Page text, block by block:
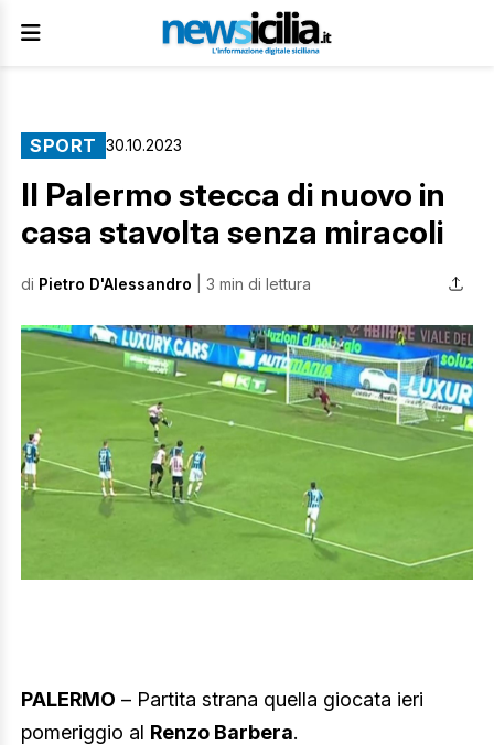
SPORT 30.10.2023
Il Palermo stecca di nuovo in
casa stavolta senza miracoli
di Pietro D'Alessandro | 3 min di lettura
PALERMO – Partita strana quella giocata ieri
pomeriggio al Renzo Barbera.